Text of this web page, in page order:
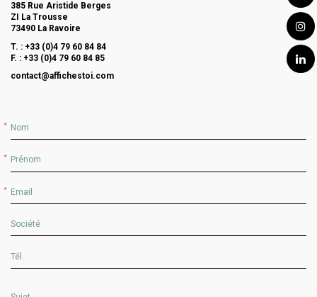
385 Rue Aristide Berges
ZI La Trousse
73490 La Ravoire
T. : +33 (0)4 79 60 84 84
F. : +33 (0)4 79 60 84 85
contact@affichestoi.com
*
*
*